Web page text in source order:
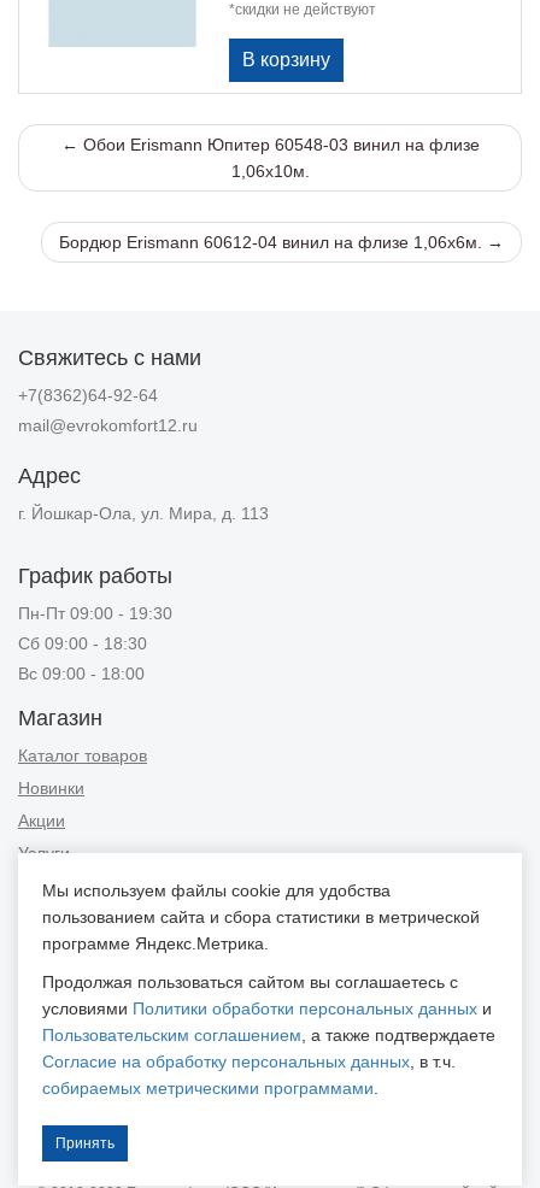
*скидки не действуют
← Обои Erismann Юпитер 60548-03 винил на флизе
1,06х10м.
Бордюр Erismann 60612-04 винил на флизе 1,06х6м. →
Свяжитесь с нами
+7(8362)64-92-64
mail@evrokomfort12.ru
Адрес
г. Йошкар-Ола, ул. Мира, д. 113
График работы
Пн-Пт 09:00 - 19:30
Сб 09:00 - 18:30
Вс 09:00 - 18:00
Магазин
Каталог товаров
Новинки
Акции
Услуги
Информация
Публичная оферта
Новости и советы
Контакты
Положение об обработке персональных данных
Пользовательское соглашение
Согласие на обработку персональных данных
Согласие на обработку персональных данных, собираемых
метрическими программами
Мы используем файлы cookie для удобства
пользованием сайта и сбора статистики в метрической
программе Яндекс.Метрика.
Продолжая пользоваться сайтом вы соглашаетесь с
условиями Политики обработки персональных данных и
Пользовательским соглашением , а также подтверждаете
Согласие на обработку персональных данных , в т.ч.
собираемых метрическими программами
Принять